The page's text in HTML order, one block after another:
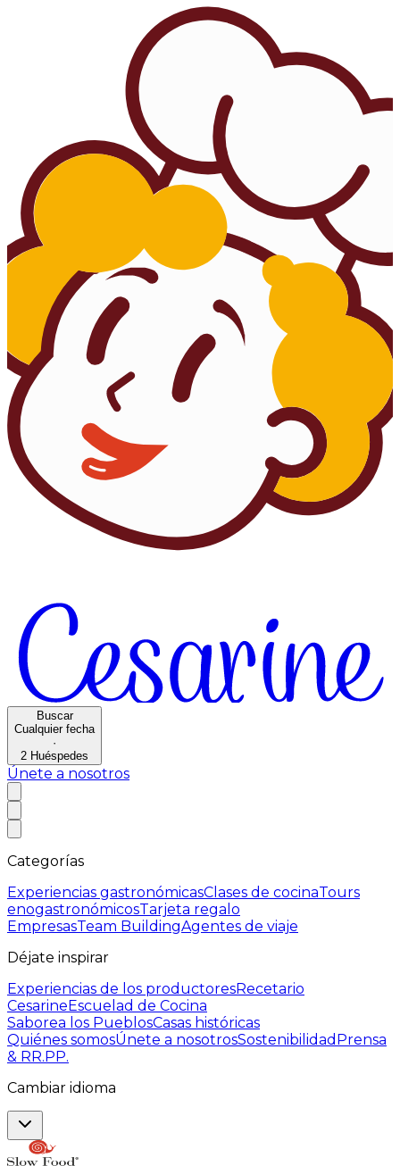
Buscar
Cualquier fecha
·
2 Huéspedes
Únete a nosotros
Categorías
Experiencias gastronómicasClases de cocinaTours
enogastronómicosTarjeta regalo
EmpresasTeam BuildingAgentes de viaje
Déjate inspirar
Experiencias de los productoresRecetario
CesarineEscuelad de Cocina
Saborea los PueblosCasas históricas
Quiénes somosÚnete a nosotrosSostenibilidad Prensa
& RR.PP.
Cambiar idioma